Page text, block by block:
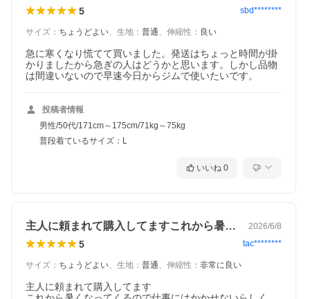
5 sbd********
サイズ ： ちょうどよい、 生地 ： 普通、 伸縮性 ： 良い
急に寒くなり慌てて買いました。発送はちょっと時間が掛
かりましたから急ぎの人はどうかと思います。しかし品物
は間違いないので早速今日からジムで使いたいです。
投稿者情報
男性/50代/171cm～175cm/71kg～75kg
普段着ているサイズ：L
いいね 0
主人に頼まれて購入してますこれから暑く… 2026/6/8
5 tac********
サイズ ： ちょうどよい、 生地 ： 普通、 伸縮性 ： 非常に良い
主人に頼まれて購入してます